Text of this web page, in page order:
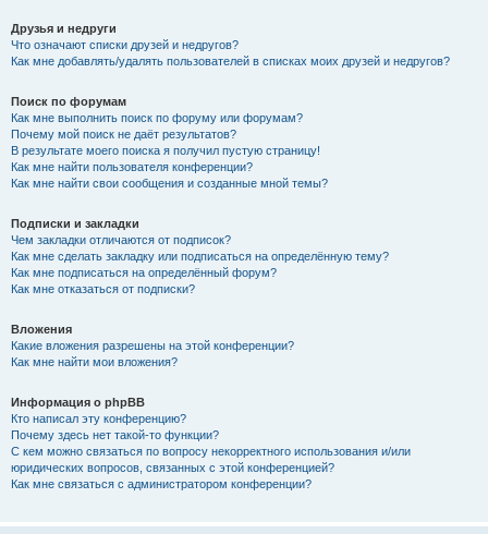
Друзья и недруги
Что означают списки друзей и недругов?
Как мне добавлять/удалять пользователей в списках моих друзей и недругов?
Поиск по форумам
Как мне выполнить поиск по форуму или форумам?
Почему мой поиск не даёт результатов?
В результате моего поиска я получил пустую страницу!
Как мне найти пользователя конференции?
Как мне найти свои сообщения и созданные мной темы?
Подписки и закладки
Чем закладки отличаются от подписок?
Как мне сделать закладку или подписаться на определённую тему?
Как мне подписаться на определённый форум?
Как мне отказаться от подписки?
Вложения
Какие вложения разрешены на этой конференции?
Как мне найти мои вложения?
Информация о phpBB
Кто написал эту конференцию?
Почему здесь нет такой-то функции?
С кем можно связаться по вопросу некорректного использования и/или
юридических вопросов, связанных с этой конференцией?
Как мне связаться с администратором конференции?